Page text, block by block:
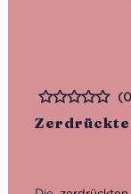
Zerdrückte
Bewertet